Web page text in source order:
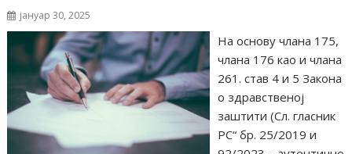
јануар 30, 2025
На основу члана 175,
члана 176 као и члана
261. став 4 и 5 Закона
о здравственој
заштити (Сл. гласник
РС“ бр. 25/2019 и